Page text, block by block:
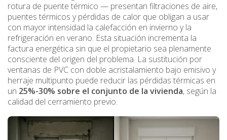
rotura de puente térmico — presentan filtraciones de aire,
puentes térmicos y pérdidas de calor que obligan a usar
con mayor intensidad la calefacción en invierno y la
refrigeración en verano. Esta situación incrementa la
factura energética sin que el propietario sea plenamente
consciente del origen del problema. La sustitución por
ventanas de PVC con doble acristalamiento bajo emisivo y
herraje multipunto puede reducir las pérdidas térmicas en
un 25%-30% sobre el conjunto de la vivienda, según la
calidad del cerramiento previo.